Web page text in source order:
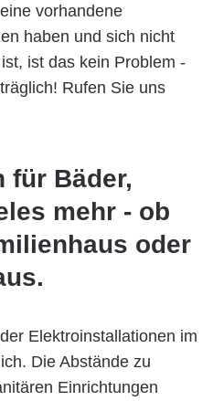
vorhandene
haben und sich nicht
ist das kein Problem -
Rufen Sie uns
für Bäder,
mehr - ob
oder
Elektroinstallationen im
Die Abstände zu
Einrichtungen